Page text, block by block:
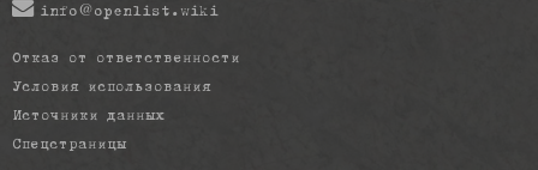
info@openlist.wiki
Отказ от ответственности
Условия использования
Источники данных
Спецстраницы